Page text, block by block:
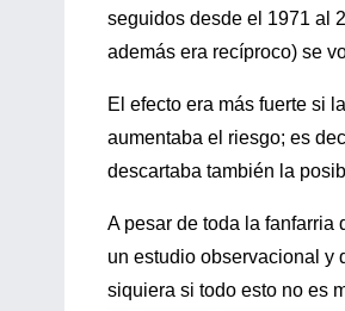
seguidos desde el 1971 al
además era recíproco) se
El efecto era más fuerte si
aumentaba el riesgo; es
descartaba también la
A pesar de toda la fanfarria
un estudio observacional y
siquiera si todo esto no es